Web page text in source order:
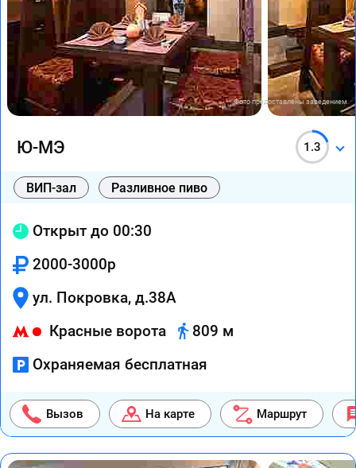
Фото предоставлены заведением
Ю-МЭ 1.3
ВИП-зал Разливное пиво
Открыт до 00:30
2000-3000р
ул. Покровка, д.38А
Красные ворота
809 м
Охраняемая бесплатная
Вызов На карте Маршрут